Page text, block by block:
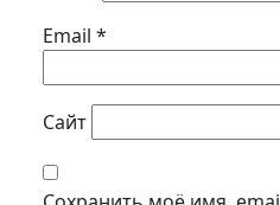
Email *
Сайт